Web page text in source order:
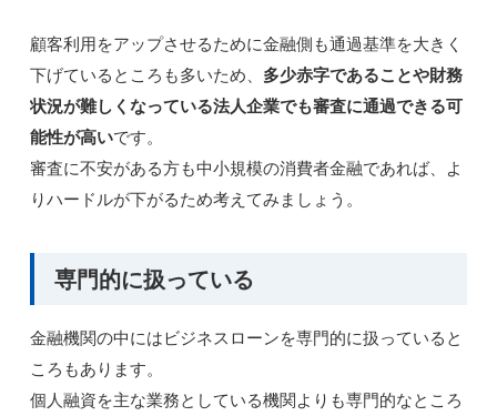
顧客利用をアップさせるために金融側も通過基準を大きく
下げているところも多いため、 多少赤字であることや財務
状況が難しくなっている法人企業でも審査に通過できる可
能性が高いです。
審査に不安がある方も中小規模の消費者金融であれば、よ
りハードルが下がるため考えてみましょう。
専門的に扱っている
金融機関の中にはビジネスローンを専門的に扱っていると
ころもあります。
個人融資を主な業務としている機関よりも専門的なところ